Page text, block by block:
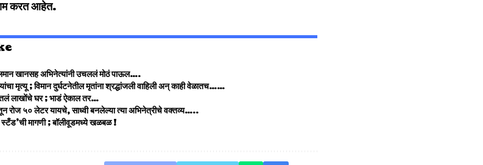
करत आहेत.
खानसह अभिनेत्यांनी उचललं मोठं पाऊल….
मृत्यू ; विमान दुर्घटनेतील मृतांना श्रद्धांजली वाहिली अन् काही वेळातच……
लाखोंचे घर ; भाडं ऐकाल तर…
रोज ५० लेटर यायचे, साध्वी बनलेल्या त्या अभिनेत्रीचे वक्तव्य…..
स्टँड’ची मागणी ; बॉलीवूडमध्ये खळबळ !